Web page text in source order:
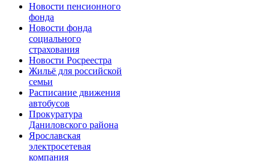
Новости пенсионного
фонда
Новости фонда
социального
страхования
Новости Росреестра
Жильё для российской
семьи
Расписание движения
автобусов
Прокуратура
Даниловского района
Ярославская
электросетевая
компания